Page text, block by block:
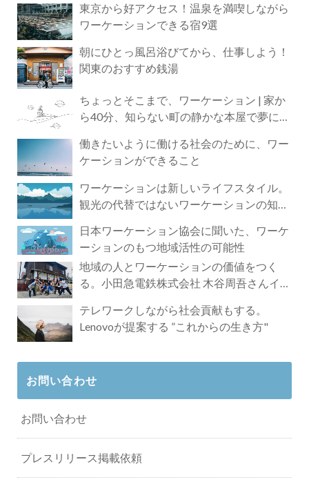
東京から好アクセス！温泉を満喫しながら
ワーケーションできる宿9選
朝にひとっ風呂浴びてから、仕事しよう！
関東のおすすめ銭湯
ちょっとそこまで、ワーケーション | 家か
ら40分、知らない町の静かな本屋で夢に近
働きたいように働ける社会のために、ワー
ケーションができること
ワーケーションは新しいライフスタイル。
観光の代替ではないワーケーションの知ら
日本ワーケーション協会に聞いた、ワーケ
ーションのもつ地域活性の可能性
地域の人とワーケーションの価値をつく
る。小田急電鉄株式会社 木谷周吾さんイン
テレワークしながら社会貢献もする。
Lenovoが提案する ”これからの生き方"
お問い合わせ
お問い合わせ
プレスリリース掲載依頼